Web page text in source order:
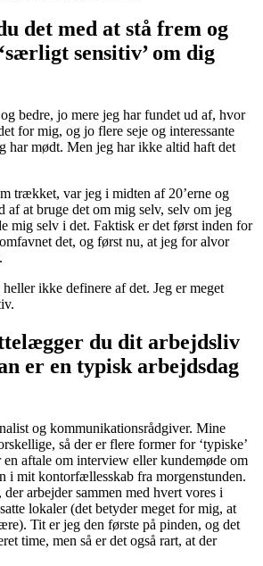
det med at stå frem og
sensitiv’ om dig
bedre, jo mere jeg har fundet ud af, hvor
for mig, og jo flere seje og interessante
har mødt. Men jeg har ikke altid haft det
trækket, var jeg i midten af 20’erne og
af at bruge det om mig selv, selv om jeg
mig selv i det. Faktisk er det først inden for
det, og først nu, at jeg for alvor
ikke definere af det. Jeg er meget
du dit arbejdsliv
er en typisk arbejdsdag
og kommunikationsrådgiver. Mine
så der er flere former for ‘typiske’
aftale om interview eller kundemøde om
i mit kontorfællesskab fra morgenstunden.
arbejder sammen med hvert vores i
lokaler (det betyder meget for mig, at
Tit er jeg den første på pinden, og det
time, men så er det også rart, at der